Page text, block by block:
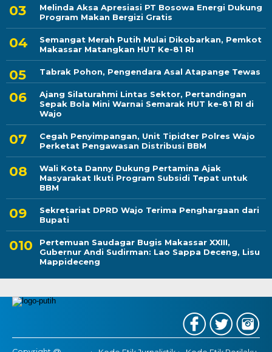
Melinda Aksa Apresiasi PT Bosowa Energi Dukung
Program Makan Bergizi Gratis
Semangat Merah Putih Mulai Dikobarkan, Pemkot
Makassar Matangkan HUT Ke-81 RI
Tabrak Pohon, Pengendara Asal Atapange Tewas
Ajang Silaturahmi Lintas Sektor, Pertandingan
Sepak Bola Mini Warnai Semarak HUT ke-81 RI di
Wajo
Cegah Penyimpangan, Unit Tipidter Polres Wajo
Perketat Pengawasan Distribusi BBM
Wali Kota Danny Dukung Pertamina Ajak
Masyarakat Ikuti Program Subsidi Tepat untuk
BBM
Sekretariat DPRD Wajo Terima Penghargaan dari
Bupati
Pertemuan Saudagar Bugis Makassar XXIII,
Gubernur Andi Sudirman: Lao Sappa Deceng, Lisu
Mappideceng